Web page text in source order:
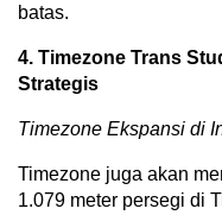
batas.
4. Timezone Trans
Strategis
Timezone Ekspansi di
Timezone juga akan
1.079 meter persegi di